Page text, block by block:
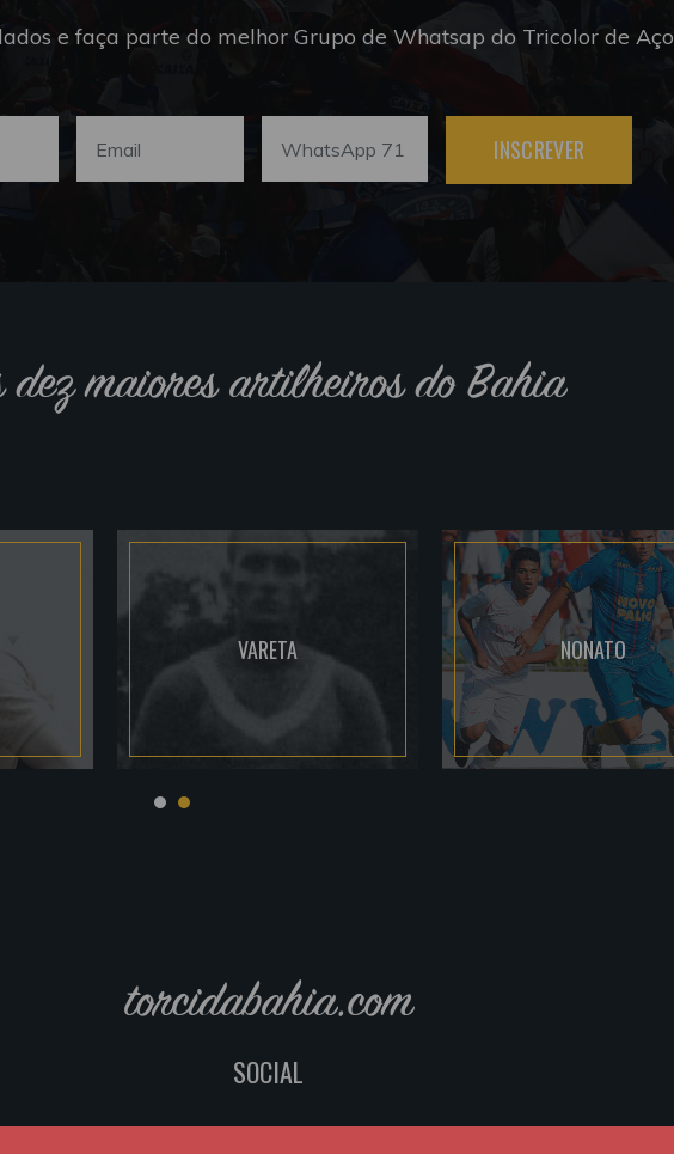
e faça parte do melhor Grupo de Whatsap do Tricolor de Aço
INSCREVER
dez maiores artilheiros do Bahia
VARETA NONATO
torcidabahia.com
SOCIAL